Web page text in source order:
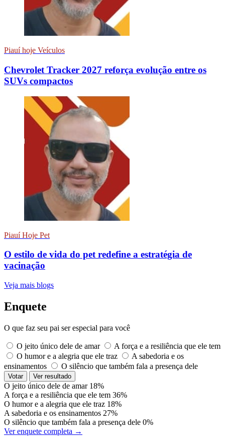
Piauí hoje Veículos
Chevrolet Tracker 2027 reforça evolução entre os
SUVs compactos
Piauí Hoje Pet
O estilo de vida do pet redefine a estratégia de
vacinação
Veja mais blogs
Enquete
O que faz seu pai ser especial para você
O jeito único dele de amar
A força e a resiliência que ele tem
O humor e a alegria que ele traz
A sabedoria e os
ensinamentos
O silêncio que também fala a presença dele
Votar Ver resultado
O jeito único dele de amar 18%
A força e a resiliência que ele tem 36%
O humor e a alegria que ele traz 18%
A sabedoria e os ensinamentos 27%
O silêncio que também fala a presença dele 0%
Ver enquete completa →